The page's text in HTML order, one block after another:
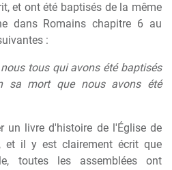
et ont été baptisés de la même
dans Romains chapitre 6 au
:
tous qui avons été baptisés
sa mort que nous avons été
un livre d'histoire de l'Église de
et il y est clairement écrit que
toutes les assemblées ont